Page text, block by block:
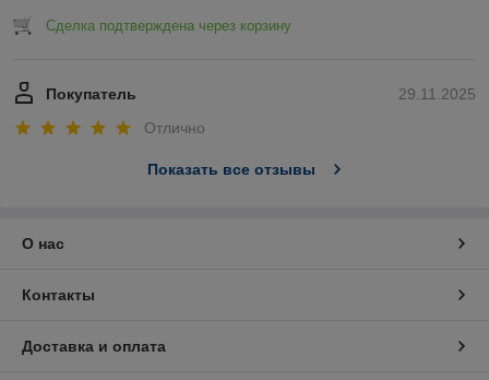
Сделка подтверждена через корзину
29.11.2025
Покупатель
Отлично
Показать все отзывы
О нас
Контакты
Доставка и оплата